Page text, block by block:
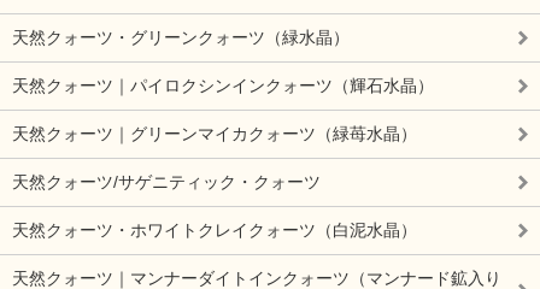
天然クォーツ・グリーンクォーツ（緑水晶）
天然クォーツ｜パイロクシンインクォーツ（輝石水晶）
天然クォーツ｜グリーンマイカクォーツ（緑苺水晶）
天然クォーツ/サゲニティック・クォーツ
天然クォーツ・ホワイトクレイクォーツ（白泥水晶）
天然クォーツ｜マンナーダイトインクォーツ（マンナード鉱入り